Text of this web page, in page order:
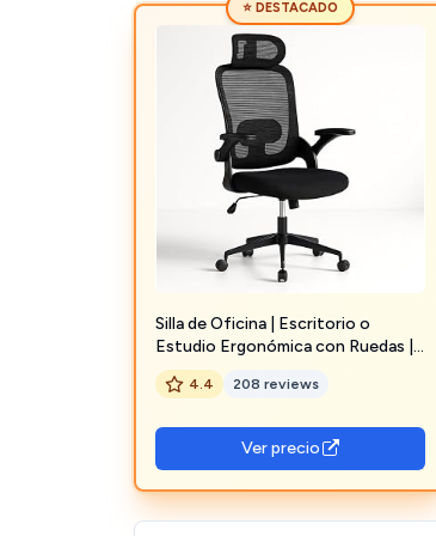
⭐ DESTACADO
Silla de Oficina | Escritorio o
Estudio Ergonómica con Ruedas |
Reposacabezas y Reposabrazos
Ajustables | Soporte Lumbar |
Altura Regulable | Ideal casa o
Trabajo
4.4 208 reviews
Ver precio